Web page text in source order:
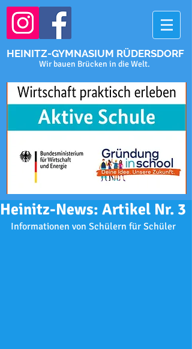
HEINITZ-GYMNASIUM RÜDERSDORF
Wir bauen Brücken in die Welt.
Heinitz-News: Artikel Nr. 3
Informationen von Schülern für Schüler